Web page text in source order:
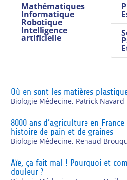
Mathématiques
Informatique
Robotique
Intelligence
artificielle
Où en sont les matières
Biologie Médecine, Patrick Navard
8000 ans d’agriculture en
histoire de pain et de graines
Biologie Médecine, Renaud
Aïe, ça fait mal ! Pourquoi et
douleur ?